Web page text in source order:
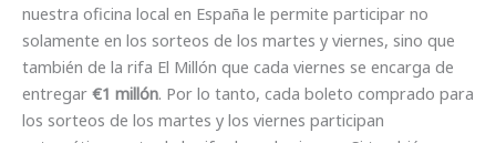
nuestra oficina local en España le permite participar no
solamente en los sorteos de los martes y viernes, sino que
también de la rifa El Millón que cada viernes se encarga de
entregar €1 millón. Por lo tanto, cada boleto comprado para
los sorteos de los martes y los viernes participan